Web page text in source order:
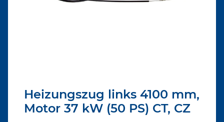
Heizungszug links 4100 mm,
Motor 37 kW (50 PS) CT, CZ